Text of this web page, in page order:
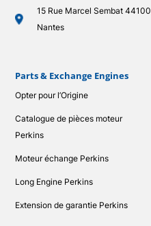
Parts & Exchange Engines
Opter pour l’Origine
Catalogue de pièces moteur
Perkins
Moteur échange Perkins
Long Engine Perkins
Extension de garantie Perkins
15 Rue Marcel Sembat 44100
Nantes